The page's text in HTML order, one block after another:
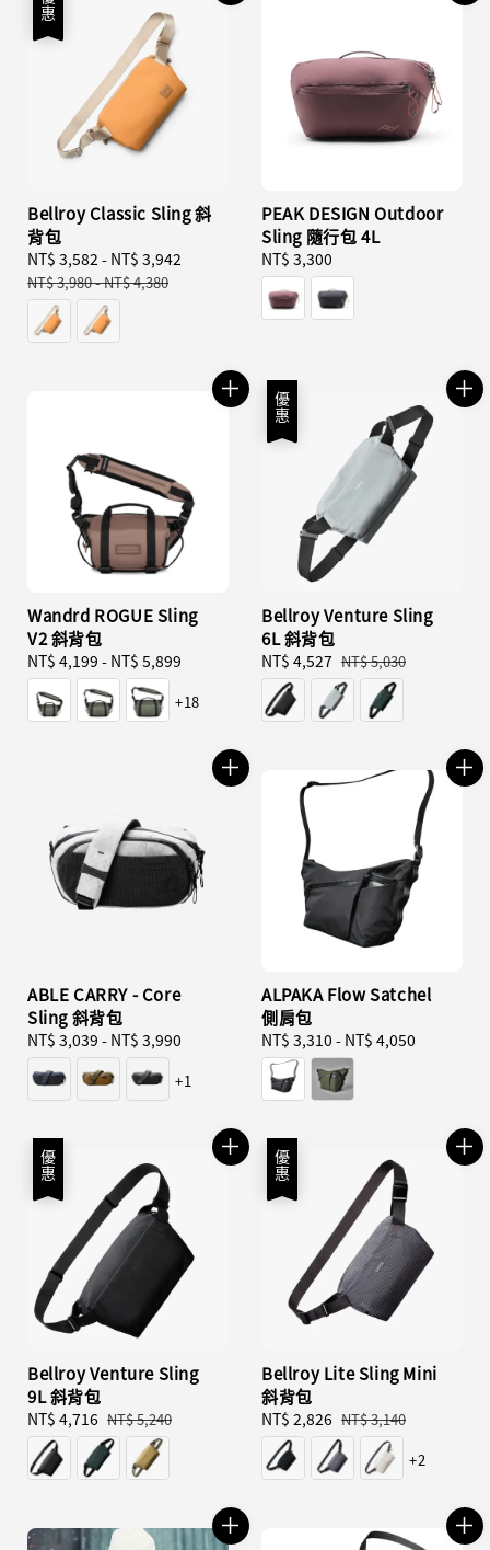
Bellroy Classic Sling 斜
背包
Sale
price
NT$ 3,582 - NT$ 3,942
NT$ 3,980-NT$ 4,380
PEAK DESIGN Outdoor
Sling 隨行包 4L
Regular
price
NT$ 3,300
Wandrd ROGUE Sling
V2 斜背包
Regular
price
NT$ 4,199 - NT$ 5,899
+18
優惠
Bellroy Venture Sling
6L 斜背包
Sale
price
NT$ 4,527 Regular
price
NT$ 5,030
ABLE CARRY - Core
Sling 斜背包
Regular
price
NT$ 3,039 - NT$ 3,990
+1
ALPAKA Flow Satchel
側肩包
Regular
price
NT$ 3,310 - NT$ 4,050
優惠
Bellroy Venture Sling
9L 斜背包
Sale
price
NT$ 4,716 Regular
price
NT$ 5,240
優惠
Bellroy Lite Sling Mini
斜背包
Sale
price
NT$ 2,826 Regular
price
NT$ 3,140
+2